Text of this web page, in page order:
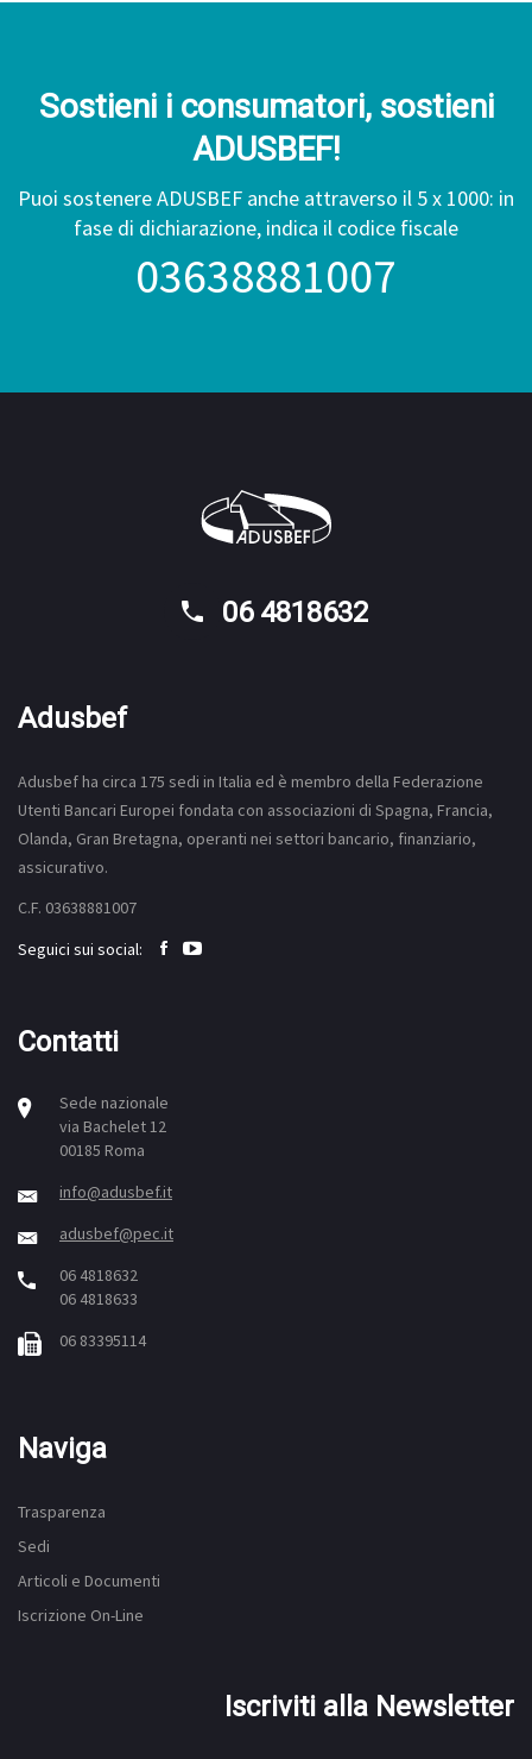
Sostieni i consumatori, sostieni
ADUSBEF!
Puoi sostenere ADUSBEF anche attraverso il 5 x 1000: in
fase di dichiarazione, indica il codice fiscale
03638881007
06 4818632
Adusbef
Adusbef ha circa 175 sedi in Italia ed è membro della Federazione
Utenti Bancari Europei fondata con associazioni di Spagna, Francia,
Olanda, Gran Bretagna, operanti nei settori bancario, finanziario,
assicurativo.
C.F. 03638881007
Seguici sui social:
Contatti
Sede nazionale
via Bachelet 12
00185 Roma
info@adusbef.it
adusbef@pec.it
06 4818632
06 4818633
06 83395114
Naviga
Trasparenza
Sedi
Articoli e Documenti
Iscrizione On-Line
Iscriviti alla Newsletter